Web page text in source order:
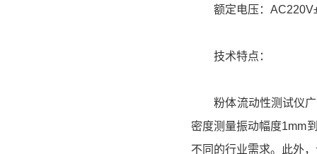
额定电压：
技术特点：
粉体流动性测试仪广
密度测量振动幅度1mm
不同的行业需求。此外